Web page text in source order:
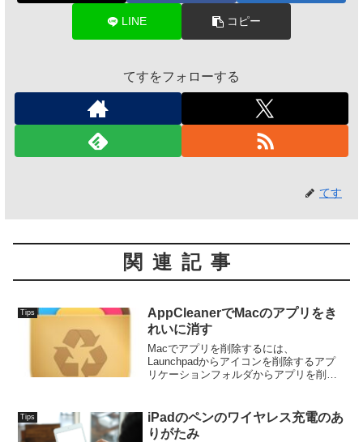
LINE コピー
てすをフォローする
てす
関連記事
Tips
AppCleanerでMacのアプリをき
れいに消す
Macでアプリを削除するには、
Launchpadからアイコンを削除するアプ
リケーションフォルダからアプリを削除
ファイルが削除されるわけではなく、一
部残骸が残ることがあ...
Tips
iPadのペンのワイヤレス充電のあ
りがたみ